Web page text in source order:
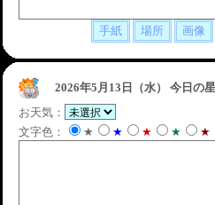
2026年5月13日（水）
今日の
お天気：
文字色：
★ ★ ★ ★ ★